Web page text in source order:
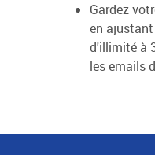
Gardez
en
d'illimité à
les emails